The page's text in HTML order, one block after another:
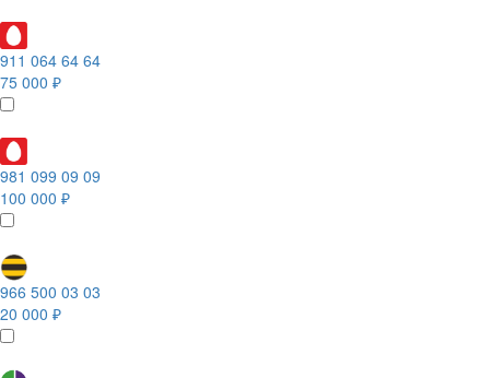
911 064 64 64
75 000 ₽
981 099 09 09
100 000 ₽
966 500 03 03
20 000 ₽